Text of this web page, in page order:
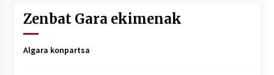
Zenbat Gara ekimenak
Algara konpartsa